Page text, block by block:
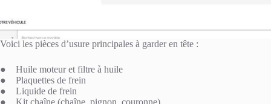
Voici les pièces d’usure principales à garder en tête :
● Huile moteur et filtre à huile
● Plaquettes de frein
● Liquide de frein
● Kit chaîne (chaîne, pignon, couronne)